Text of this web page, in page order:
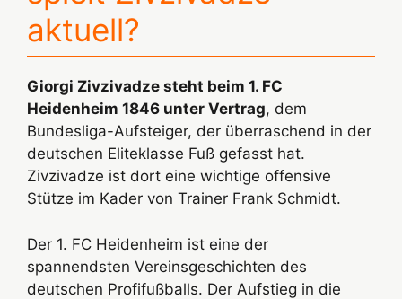
aktuell?
Giorgi Zivzivadze steht beim 1. FC
Heidenheim 1846 unter Vertrag, dem
Bundesliga-Aufsteiger, der überraschend in der
deutschen Eliteklasse Fuß gefasst hat.
Zivzivadze ist dort eine wichtige offensive
Stütze im Kader von Trainer Frank Schmidt.
Der 1. FC Heidenheim ist eine der
spannendsten Vereinsgeschichten des
deutschen Profifußballs. Der Aufstieg in die